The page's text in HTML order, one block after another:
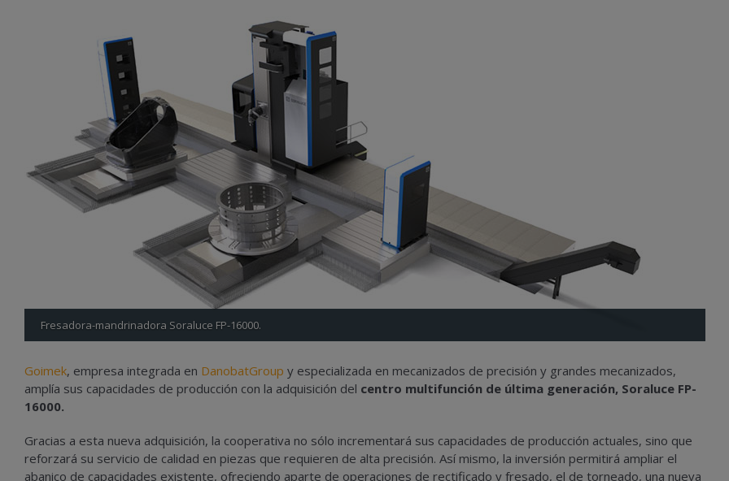
Fresadora-mandrinadora Soraluce FP-16000.
Goimek, empresa integrada en DanobatGroup y especializada en mecanizados de precisión y grandes mecanizados,
amplía sus capacidades de producción con la adquisición del centro multifunción de última generación, Soraluce FP-
16000.
Gracias a esta nueva adquisición, la cooperativa no sólo incrementará sus capacidades de producción actuales, sino que
reforzará su servicio de calidad en piezas que requieren de alta precisión. Así mismo, la inversión permitirá ampliar el
abanico de capacidades existente, ofreciendo aparte de operaciones de rectificado y fresado, el de torneado, una nueva